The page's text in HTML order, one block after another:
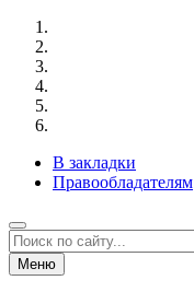
В закладки
Правообладателям
Меню